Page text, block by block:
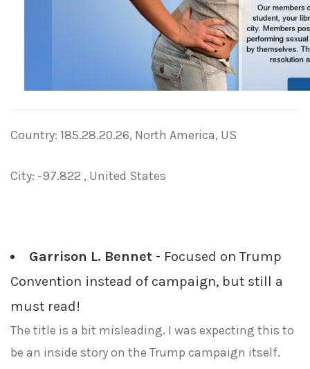
Country: 185.28.20.26, North America, US
City: -97.822 , United States
Garrison L. Bennet - Focused on Trump
Convention instead of campaign, but still a
must read!
The title is a bit misleading. I was expecting this to
be an inside story on the Trump campaign itself.